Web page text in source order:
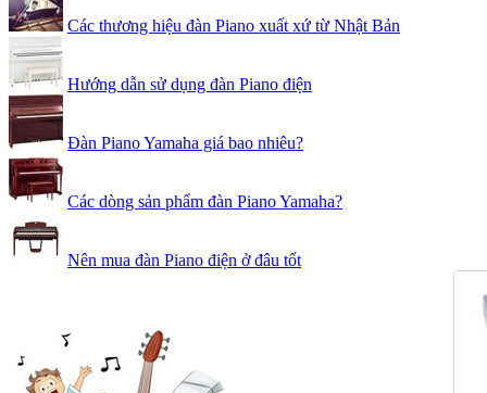
Các thương hiệu đàn Piano xuất xứ từ Nhật Bản
Hướng dẫn sử dụng đàn Piano điện
Đàn Piano Yamaha giá bao nhiêu?
Các dòng sản phẩm đàn Piano Yamaha?
Nên mua đàn Piano điện ở đâu tốt